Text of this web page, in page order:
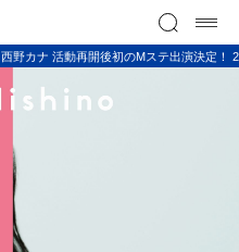
西野カナ 活動再開後初のMステ出演決定！